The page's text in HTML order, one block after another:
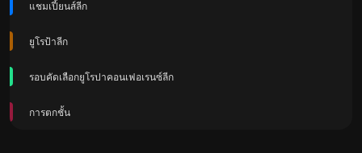
แชมเปี้ยนส์ลีก
ยูโรป้าลีก
รอบคัดเลือกยูโรปาคอนเฟอเรนซ์ลีก
การตกชั้น